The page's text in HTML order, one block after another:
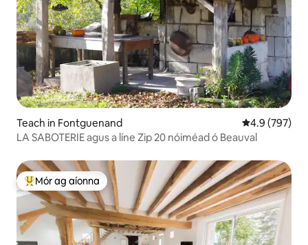
Teach in Fontguenand Meánrátáil
4.9 (797)
LA SABOTERIE agus a líne Zip 20 nóiméad ó Beauval
An-mhór ag aíonna
Mór ag aíonna